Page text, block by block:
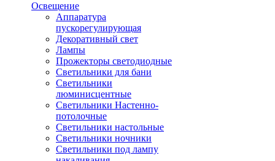
Освещение
Аппаратура
пускорегулирующая
Декоративный свет
Лампы
Прожекторы светодиодные
Светильники для бани
Светильники
люминисцентные
Светильники Настенно-
потолочные
Светильники настольные
Светильники ночники
Светильники под лампу